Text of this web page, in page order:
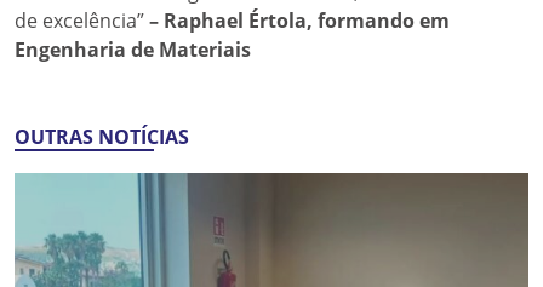
de excelência”– Raphael Értola, formando em
Engenharia de Materiais
OUTRAS NOTÍCIAS